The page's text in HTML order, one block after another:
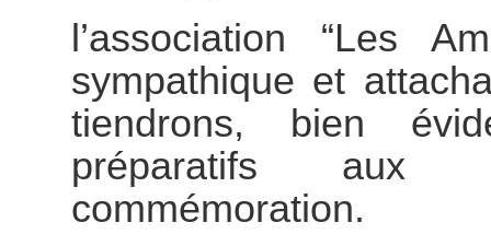
l’association “Les
sympathique et
tiendrons, bien
préparatifs aux
commémoration.